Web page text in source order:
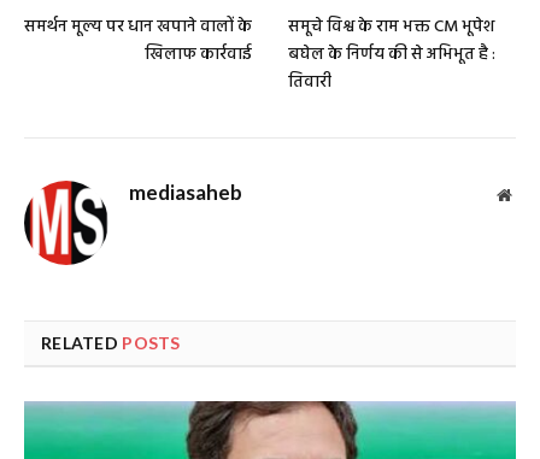
समर्थन मूल्य पर धान खपाने वालों के
खिलाफ कार्रवाई
समूचे विश्व के राम भक्त CM भूपेश
बघेल के निर्णय की से अभिभूत है :
तिवारी
mediasaheb
RELATED POSTS